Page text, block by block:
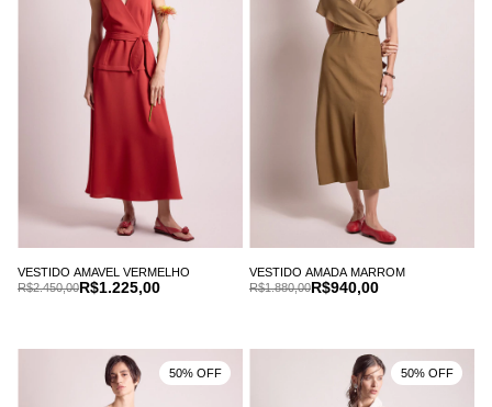
VESTIDO AMAVEL VERMELHO
R$1.225,00
R$2.450,00
VESTIDO AMADA MARROM
R$940,00
R$1.880,00
50% OFF 50% OFF